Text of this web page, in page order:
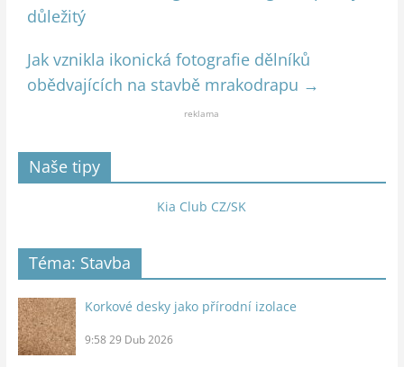
důležitý
Jak vznikla ikonická fotografie dělníků
obědvajících na stavbě mrakodrapu →
reklama
Naše tipy
Kia Club CZ/SK
Téma: Stavba
Korkové desky jako přírodní izolace
9:58 29 Dub 2026